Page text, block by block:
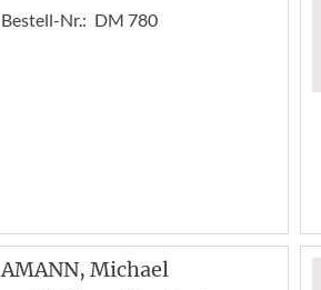
Bestell-Nr.: DM 780
AMANN, Michael